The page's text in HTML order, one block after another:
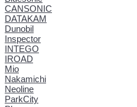
CANSONIC
DATAKAM
Dunobil
Inspector
INTEGO
IROAD
Mio
Nakamichi
Neoline
ParkCity